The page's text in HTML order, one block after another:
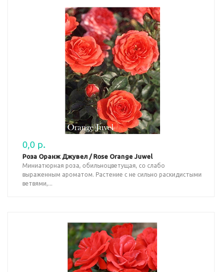
0,0 р.
Роза Оранж Джувел / Rose Orange Juwel
Миниатюрная роза, обильноцветущая, со слабо
выраженным ароматом. Растение с не сильно раскидистыми
ветвями,...